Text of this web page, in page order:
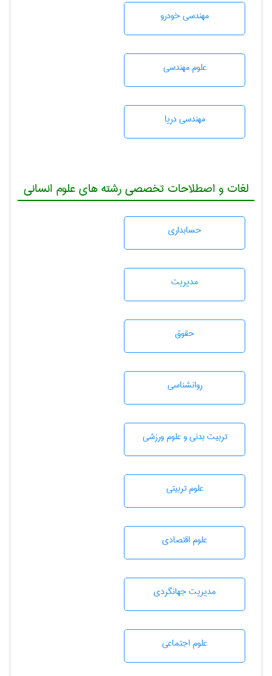
مهندسی خودرو
علوم مهندسی
مهندسی دریا
لغات و اصطلاحات تخصصی رشته های علوم انسانی
حسابداری
مديريت
حقوق
روانشناسی
تربيت بدنی و علوم ورزشی
علوم تربيتی
علوم اقتصادی
مديريت جهانگردی
علوم اجتماعی